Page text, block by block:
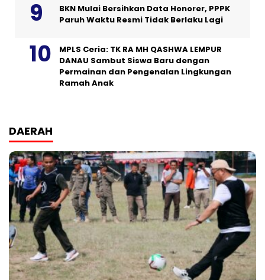
BKN Mulai Bersihkan Data Honorer, PPPK
Paruh Waktu Resmi Tidak Berlaku Lagi
MPLS Ceria: TK RA MH QASHWA LEMPUR
DANAU Sambut Siswa Baru dengan
Permainan dan Pengenalan Lingkungan
Ramah Anak
DAERAH